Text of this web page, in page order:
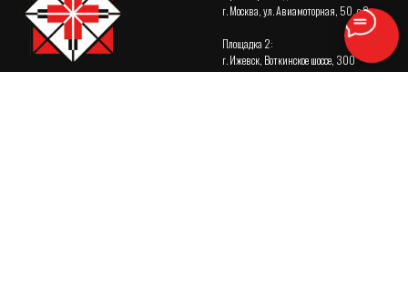
г. Москва, ул. Авиамоторная, 50, с.2
Площадка 2:
г. Ижевск, Воткинское шоссе, 300